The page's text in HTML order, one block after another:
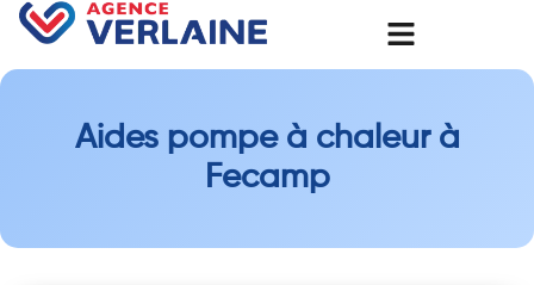
Aides pompe à chaleur à
Fecamp